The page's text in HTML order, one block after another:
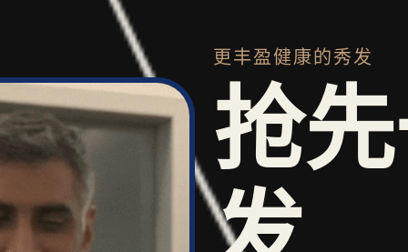
更丰盈健康的秀发
抢